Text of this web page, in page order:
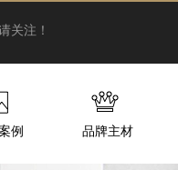
关注！
例 品牌主材